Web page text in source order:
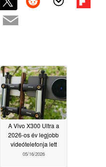
A Vivo X300 Ultra a
2026-os év legjobb
videótelefonja lett
05/16/2026